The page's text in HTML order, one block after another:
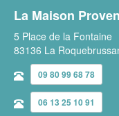
La Maison
5 Place de la Fontaine
83136 La
09 80 99 68 78
06 13 25 10 91